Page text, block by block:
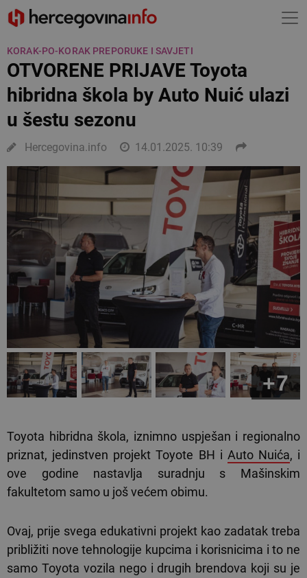
KORAK-PO-KORAK PREPORUKE I SAVJETI
OTVORENE PRIJAVE Toyota
hibridna škola by Auto Nuić ulazi
u šestu sezonu
Hercegovina.info 14.01.2025. 10:39
+7
Toyota hibridna škola, iznimno uspješan i regionalno
priznat, jedinstven projekt Toyote BH i Auto Nuića, i
ove godine nastavlja suradnju s Mašinskim
fakultetom samo u još većem obimu.
Ovaj, prije svega edukativni projekt kao zadatak treba
približiti nove tehnologije kupcima i korisnicima i to ne
samo Toyota vozila nego i drugih brendova koji su je